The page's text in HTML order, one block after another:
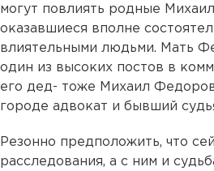
могут повлиять родные
оказавшиеся вполне
влиятельными людьми. Мать
один из высоких постов в
его дед- тоже Михаил
городе адвокат и бывший
Резонно предположить, что
расследования, а с ним и